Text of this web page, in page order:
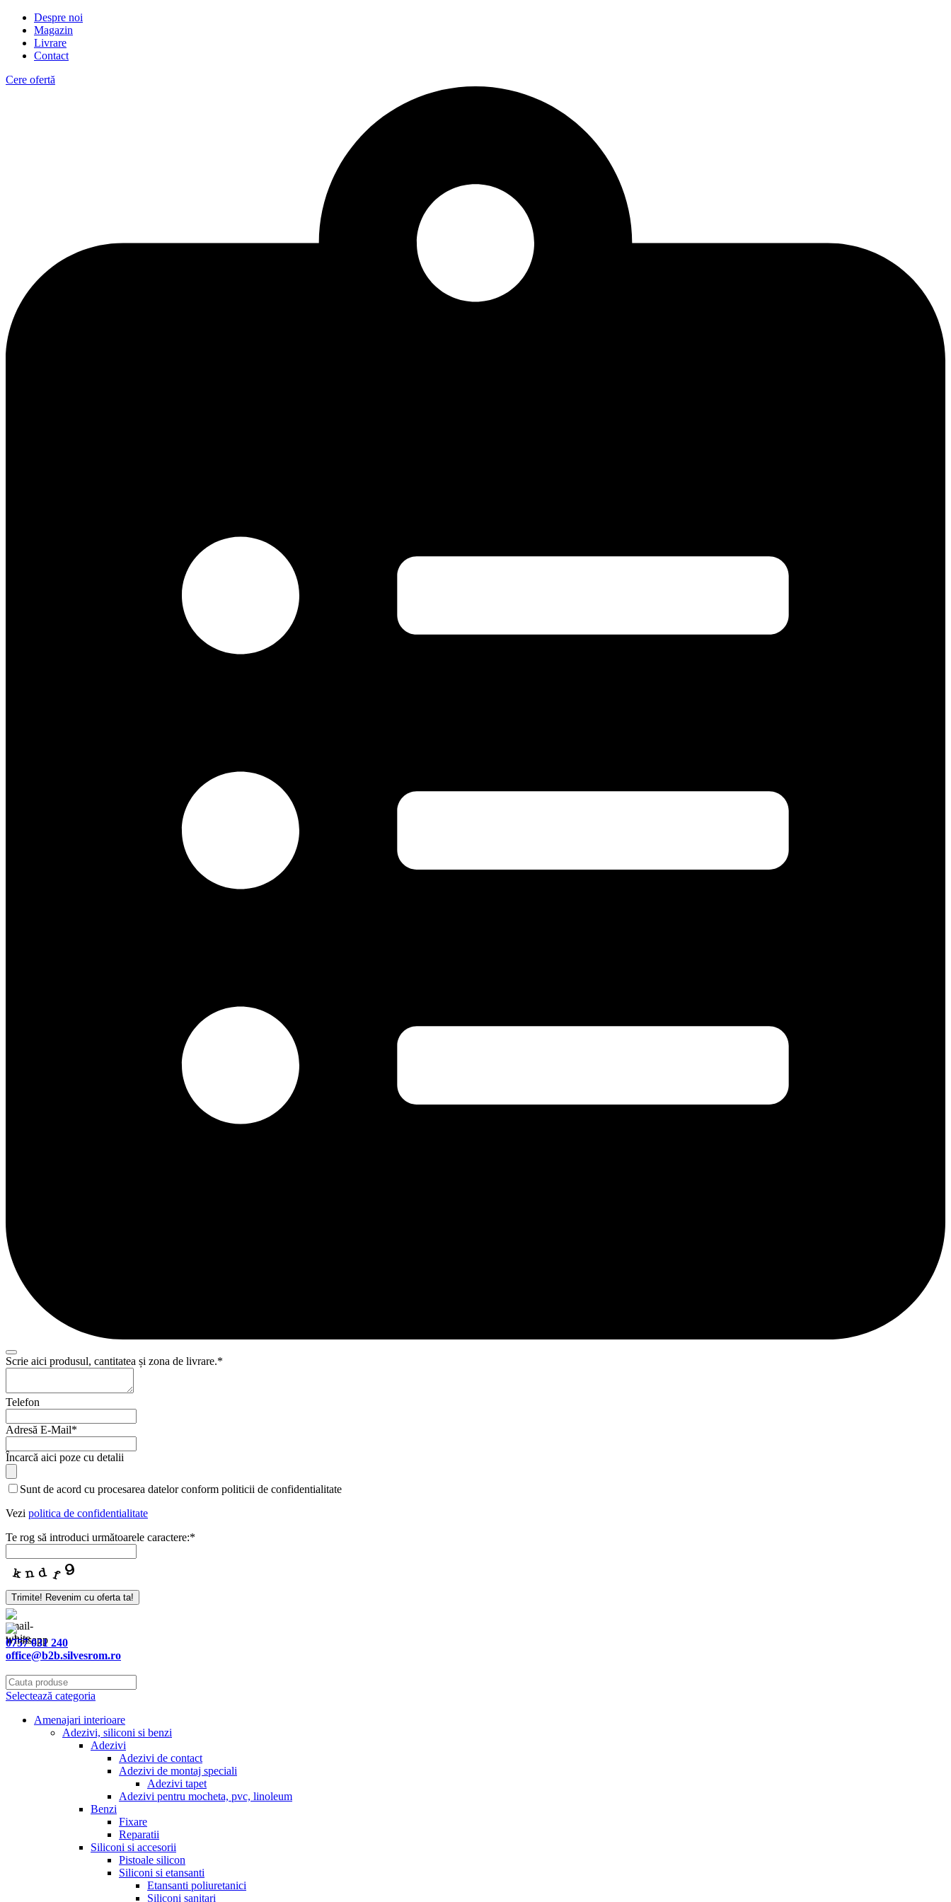
Despre noi
Magazin
Livrare
Contact
Cere ofertă
Scrie aici produsul, cantitatea și zona de livrare.*
Your
Telefon
Adresă E-Mail*
Încarcă aici poze cu detalii
Sunt de acord cu procesarea datelor conform politicii de confidentialitate
Vezi politica de confidentialitate
Te rog să introduci următoarele caractere:*
Trimite! Revenim cu oferta ta!
0757 031 240
office@b2b.silvesrom.ro
Selectează categoria
Amenajari interioare
Adezivi, siliconi si benzi
Adezivi
Adezivi de contact
Adezivi de montaj speciali
Adezivi tapet
Adezivi pentru mocheta, pvc, linoleum
Benzi
Fixare
Reparatii
Siliconi si accesorii
Pistoale silicon
Siliconi si etansanti
Etansanti poliuretanici
Siliconi sanitari